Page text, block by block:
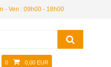
- Ven : 09h00 - 18h00
0 0,00 EUR